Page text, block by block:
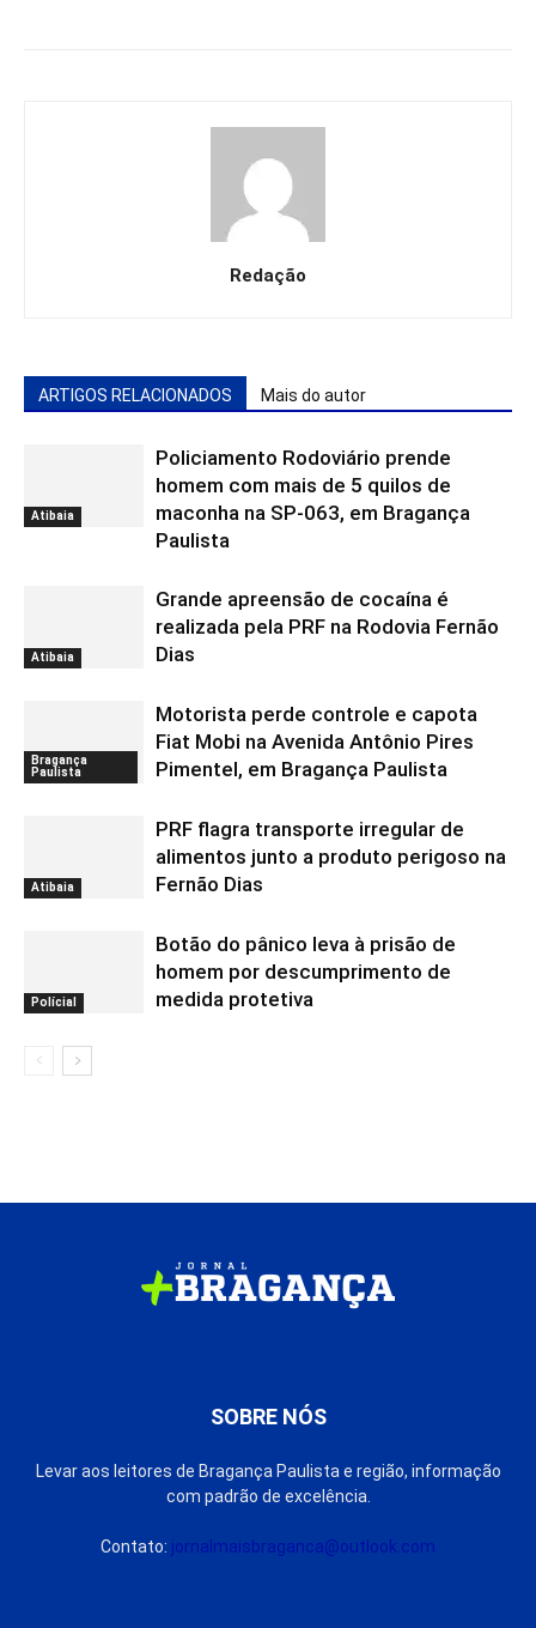
Redação
ARTIGOS RELACIONADOS Mais do autor
Atibaia
Policiamento Rodoviário prende
homem com mais de 5 quilos de
maconha na SP-063, em Bragança
Paulista
Atibaia
Grande apreensão de cocaína é
realizada pela PRF na Rodovia Fernão
Dias
Bragança
Paulista
Motorista perde controle e capota
Fiat Mobi na Avenida Antônio Pires
Pimentel, em Bragança Paulista
Atibaia
PRF flagra transporte irregular de
alimentos junto a produto perigoso na
Fernão Dias
Polícial
Botão do pânico leva à prisão de
homem por descumprimento de
medida protetiva
SOBRE NÓS
Levar aos leitores de Bragança Paulista e região, informação
com padrão de excelência.
Contato: jornalmaisbraganca@outlook.com